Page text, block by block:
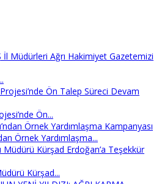
Ön...
Örnek Yardımlaşma...
Kürşad...